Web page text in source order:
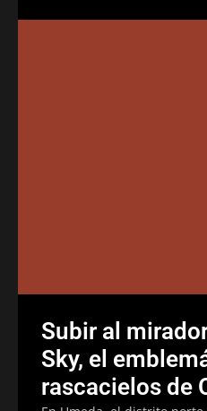
Subir al
Sky, el
rascacielos de